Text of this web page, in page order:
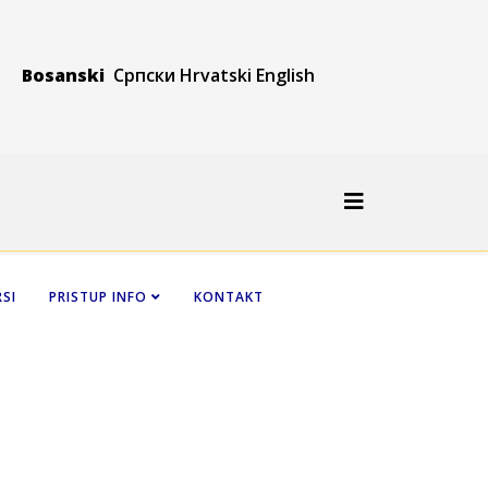
Bosanski Српски Hrvatski English
PRISTUP INFO KONTAKT